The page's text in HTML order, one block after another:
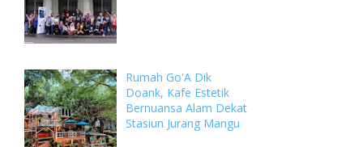
Rumah Go'A Dik
Doank, Kafe Estetik
Bernuansa Alam Dekat
Stasiun Jurang Mangu